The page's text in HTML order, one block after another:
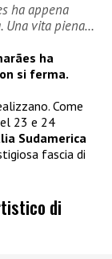
ha appena
Una vita piena…
ha
si ferma.
Come
23 e 24
Sudamerica
fascia di
di